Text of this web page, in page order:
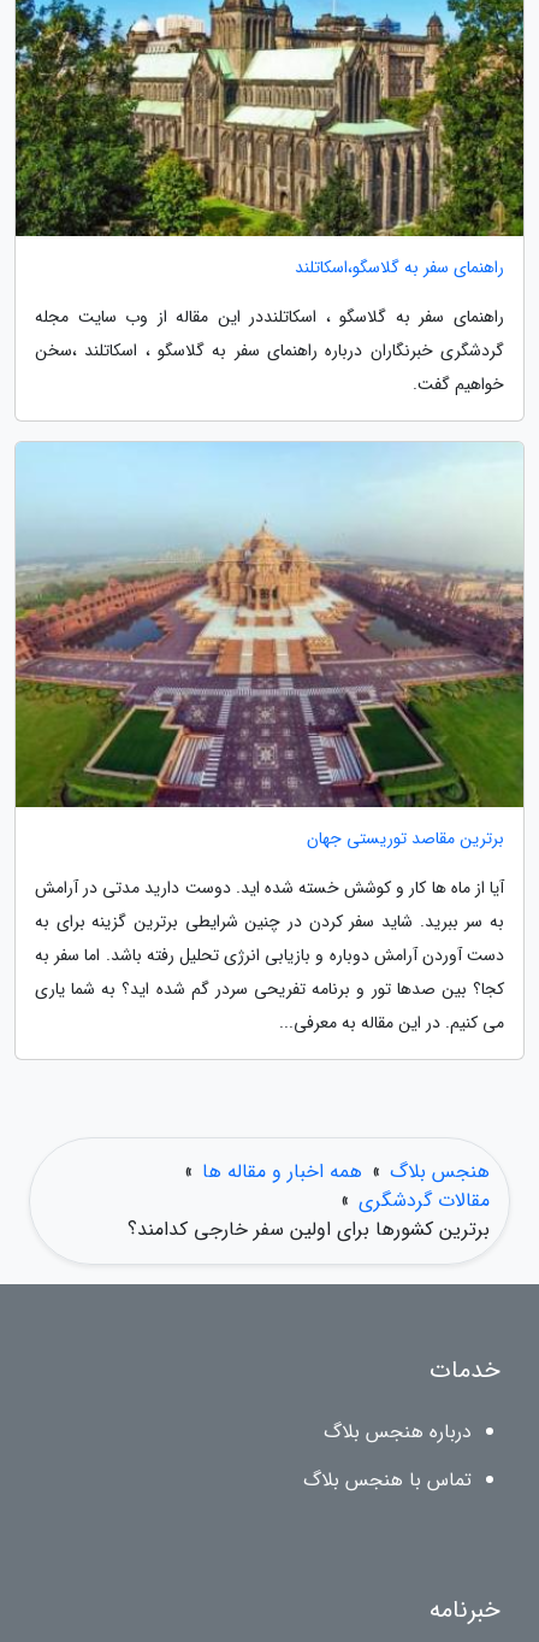
راهنمای سفر به گلاسگو،اسکاتلند
راهنمای سفر به گلاسگو ، اسکاتلنددر این مقاله از وب سایت مجله
گردشگری خبرنگاران درباره راهنمای سفر به گلاسگو ، اسکاتلند ،سخن
خواهیم گفت.
برترین مقاصد توریستی جهان
آیا از ماه ها کار و کوشش خسته شده اید. دوست دارید مدتی در آرامش
به سر ببرید. شاید سفر کردن در چنین شرایطی برترین گزینه برای به
دست آوردن آرامش دوباره و بازیابی انرژی تحلیل رفته باشد. اما سفر به
کجا؟ بین صدها تور و برنامه تفریحی سردر گم شده اید؟ به شما یاری
می کنیم. در این مقاله به معرفی...
هنجس بلاگ » همه اخبار و مقاله ها »
مقالات گردشگری »
برترین کشورها برای اولین سفر خارجی کدامند؟
خدمات
درباره هنجس بلاگ
تماس با هنجس بلاگ
خبرنامه